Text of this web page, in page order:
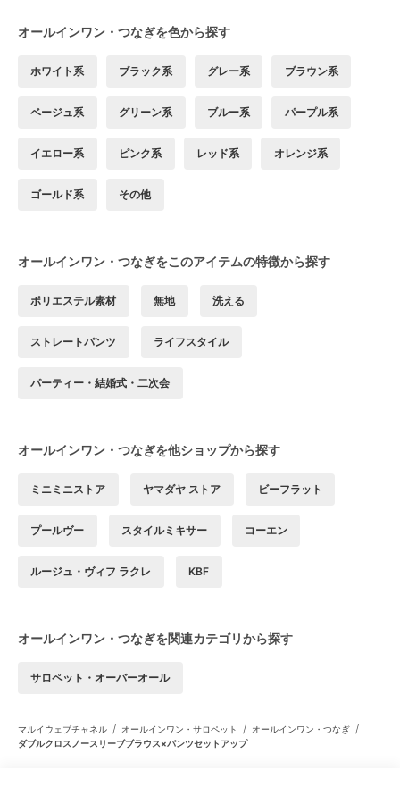
オールインワン・つなぎを色から探す
ホワイト系 ブラック系 グレー系 ブラウン系
ベージュ系 グリーン系 ブルー系 パープル系
イエロー系 ピンク系 レッド系 オレンジ系
ゴールド系 その他
オールインワン・つなぎをこのアイテムの特徴から探す
ポリエステル素材 無地 洗える
ストレートパンツ ライフスタイル
パーティー・結婚式・二次会
オールインワン・つなぎを他ショップから探す
ミニミニストア ヤマダヤ ストア ビーフラット
プールヴー スタイルミキサー コーエン
ルージュ・ヴィフ ラクレ KBF
オールインワン・つなぎを関連カテゴリから探す
サロペット・オーバーオール
マルイウェブチャネル / オールインワン・サロペット / オールインワン・つなぎ /
ダブルクロスノースリーブブラウス×パンツセットアップ